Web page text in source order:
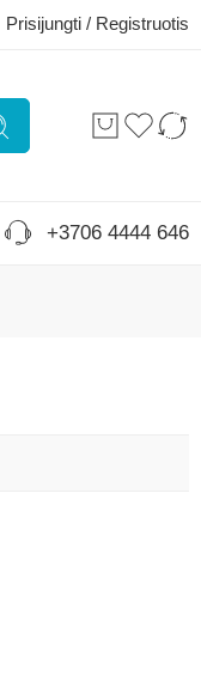
Prisijungti / Registruotis
+3706 4444 646